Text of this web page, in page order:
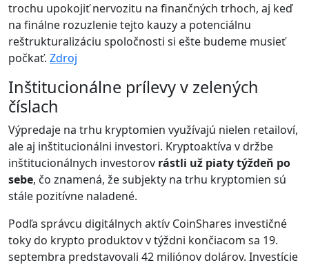
trochu upokojiť nervozitu na finančných trhoch, aj keď
na finálne rozuzlenie tejto kauzy a potenciálnu
reštrukturalizáciu spoločnosti si ešte budeme musieť
počkať. Zdroj
Inštitucionálne prílevy v zelených
číslach
Výpredaje na trhu kryptomien využívajú nielen retailoví,
ale aj inštitucionálni investori. Kryptoaktíva v držbe
inštitucionálnych investorov rástli už piaty týždeň po
sebe, čo znamená, že subjekty na trhu kryptomien sú
stále pozitívne naladené.
Podľa správcu digitálnych aktív CoinShares investičné
toky do krypto produktov v týždni končiacom sa 19.
septembra predstavovali 42 miliónov dolárov. Investície